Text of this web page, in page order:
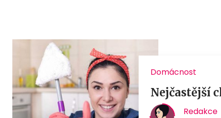
Domácnost
Nejčastější
Redakce